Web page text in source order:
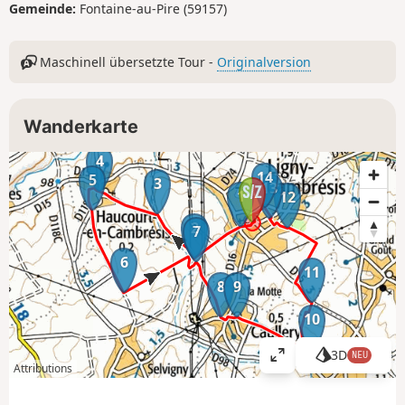
Gemeinde: Fontaine-au-Pire (59157)
Maschinell übersetzte Tour - Originalversion
Wanderkarte
1
2
3
4
5
6
7
8 9
10
11
12
13
14
Attributions
K
3D NEU